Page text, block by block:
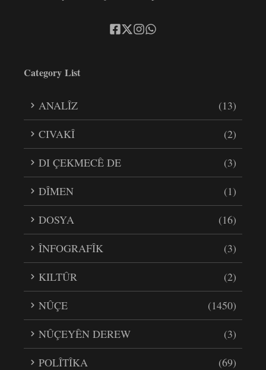
Category List
ANALÎZ
(13)
CIVAKÎ
(2)
DI ÇEKMECÊ DE
(3)
DÎMEN
(1)
DOSYA
(16)
ÎNFOGRAFÎK
(3)
KILTÛR
(2)
NÛÇE
(1450)
NÛÇEYÊN DEREW
(3)
POLÎTÎKA
(69)